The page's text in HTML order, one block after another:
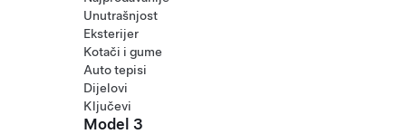
Unutrašnjost
Eksterijer
Kotači i gume
Auto tepisi
Dijelovi
Ključevi
Model 3